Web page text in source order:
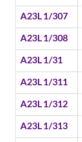
A23L 1/307
A23L 1/308
A23L 1/31
A23L 1/311
A23L 1/312
A23L 1/313